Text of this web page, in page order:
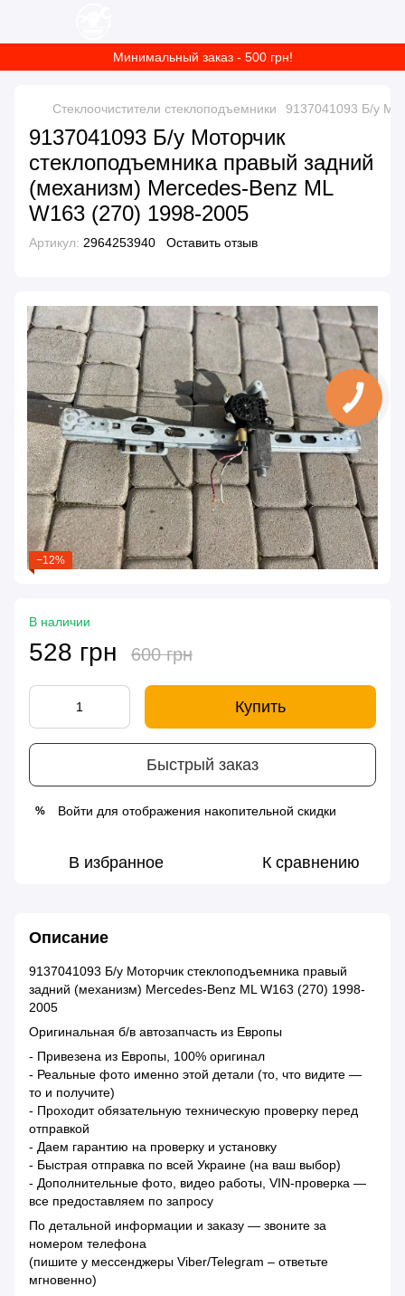
Минимальный заказ - 500 грн!
Стеклоочистители стеклоподъемники 9137041093 Б/у
9137041093 Б/у Моторчик
стеклоподъемника правый задний
(механизм) Mercedes-Benz ML
W163 (270) 1998-2005
Артикул: 2964253940 Оставить отзыв
−12%
В наличии
528 грн 600 грн
Купить
Быстрый заказ
% Войти для отображения накопительной скидки
В избранное К сравнению
Описание
9137041093 Б/у Моторчик стеклоподъемника правый
задний (механизм) Mercedes-Benz ML W163 (270) 1998-
2005
Оригинальная б/в автозапчасть из Европы
- Привезена из Европы, 100% оригинал
- Реальные фото именно этой детали (то, что видите —
то и получите)
- Проходит обязательную техническую проверку перед
отправкой
- Даем гарантию на проверку и установку
- Быстрая отправка по всей Украине (на ваш выбор)
- Дополнительные фото, видео работы, VIN-проверка —
все предоставляем по запросу
По детальной информации и заказу — звоните за
номером телефона
(пишите у мессенджеры Viber/Telegram – ответьте
мгновенно)